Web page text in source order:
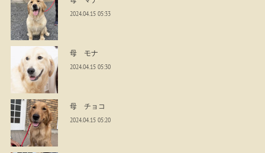
2024.04.15 05:33
母 モナ
2024.04.15 05:30
母 チョコ
2024.04.15 05:20